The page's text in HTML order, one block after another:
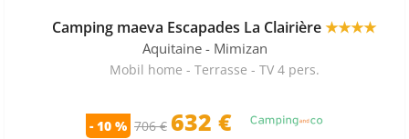
Camping maeva Escapades La Clairière★★★★
Aquitaine - Mimizan
Mobil home - Terrasse - TV 4 pers.
- 10 % 706 € 632 €